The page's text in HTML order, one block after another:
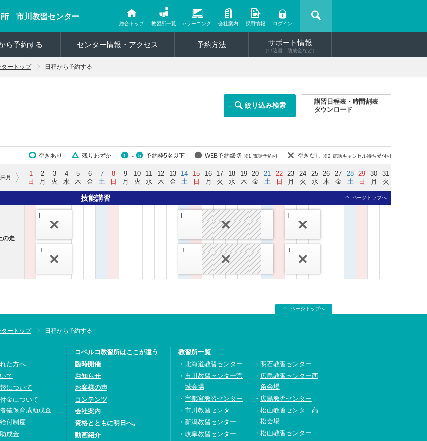
市川教習センター
総合トップ 教習所一覧 eラーニング 会社案内 採用情報 ログイン
ら予約する センター情報・アクセス 予約方法 サポート情報
（申込書・助成金など）
ートップ 日程から予約する
絞り込み検索
講習日程表・時間割表
ダウンロード
空きあり 残りわずか 1 ～ 5 予約枠5名以下 WEB予約締切 ※1 電話予約可 空きなし ※2 電話キャンセル待ち受付可
来月
1
日
2
月
3
火
4
水
5
木
6
金
7
土
8
日
9
月
10
火
11
水
12
木
13
金
14
土
15
日
16
月
17
火
18
水
19
木
20
金
21
土
22
日
23
月
24
火
25
水
26
木
27
金
28
土
29
日
30
月
31
火
技能講習 ページトップへ
の走
J J J
ページトップへ
ートップ 日程から予約する
た方へ
て
について
金について
確保育成助成金
付制度
成金
コベルコ教習所はここが違う
臨時開催
お知らせ
お客様の声
コンテンツ
会社案内
資格とともに明日へ。
動画紹介
教習所一覧
北海道教習センター
市川教習センター宮
城会場
宇都宮教習センター
市川教習センター
新潟教習センター
岐阜教習センター
明石教習センター
広島教習センター西
条会場
広島教習センター
松山教習センター高
松会場
松山教習センター